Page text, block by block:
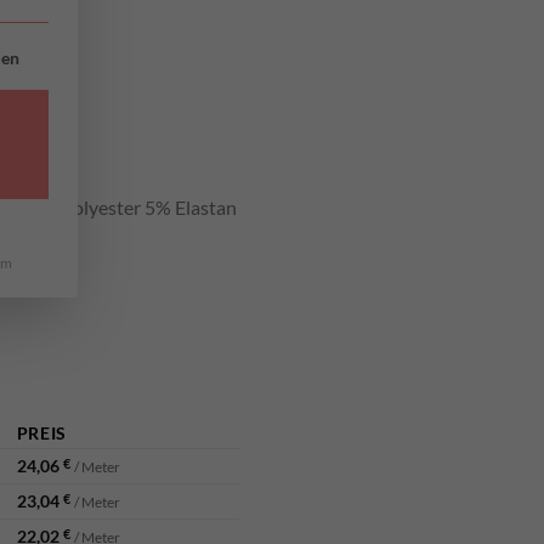
20% Polyester 5% Elastan
PREIS
24,06 € / Meter
23,04 € / Meter
22,02 € / Meter
ERTEILT WERDEN KANN. DIE ERSTE SERVICE-